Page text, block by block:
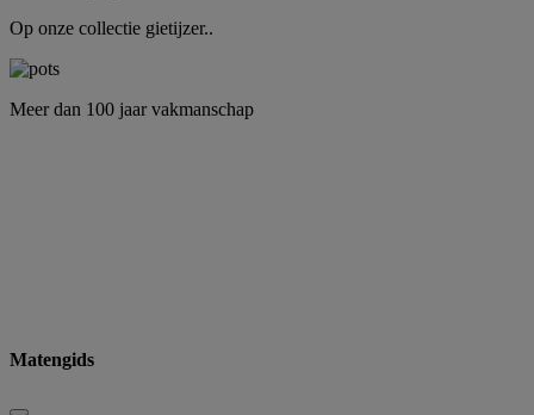
Op onze collectie gietijzer..
Meer dan 100 jaar vakmanschap
Matengids